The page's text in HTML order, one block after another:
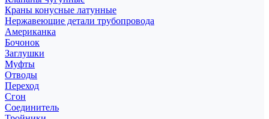
Краны конусные латунные
Нержавеющие детали трубопровода
Американка
Бочонок
Заглушки
Муфты
Отводы
Переход
Сгон
Соединитель